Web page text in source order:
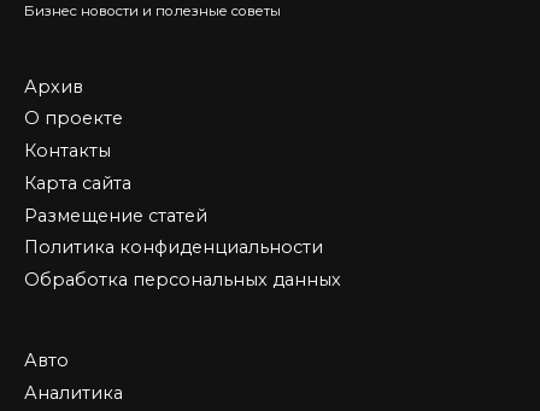
Бизнес новости и полезные советы
Архив
О проекте
Контакты
Карта сайта
Размещение статей
Политика конфиденциальности
Обработка персональных данных
Авто
Аналитика